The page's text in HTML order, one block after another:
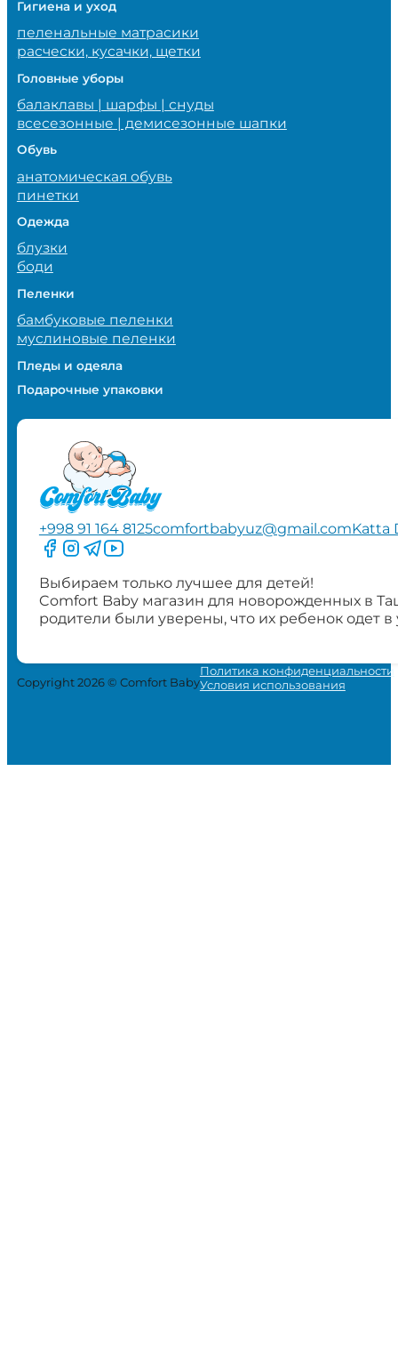
Гигиена и уход
пеленальные матрасики
расчески, кусачки, щетки
Головные уборы
балаклавы | шарфы | снуды
всесезонные | демисезонные шапки
Обувь
анатомическая обувь
пинетки
Одежда
блузки
боди
Пеленки
бамбуковые пеленки
муслиновые пеленки
Пледы и одеяла
Подарочные упаковки
+998 91 164 8125comfortbabyuz@gmail.comKatta
Следите за нами на Facebook
Следите за нами в Instagram
Следите за нами в Telegram
Следите за нами в YouTube
Выбираем только лучшее для детей!
Comfort Baby магазин для новорожденных в
родители были уверены, что их ребенок одет
Copyright 2026 © Comfort Baby
Политика конфиденциальности
Условия использования